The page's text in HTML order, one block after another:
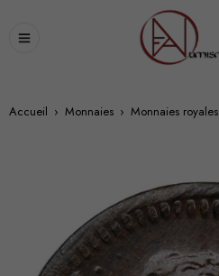
Accueil › Monnaies › Monnaies royales